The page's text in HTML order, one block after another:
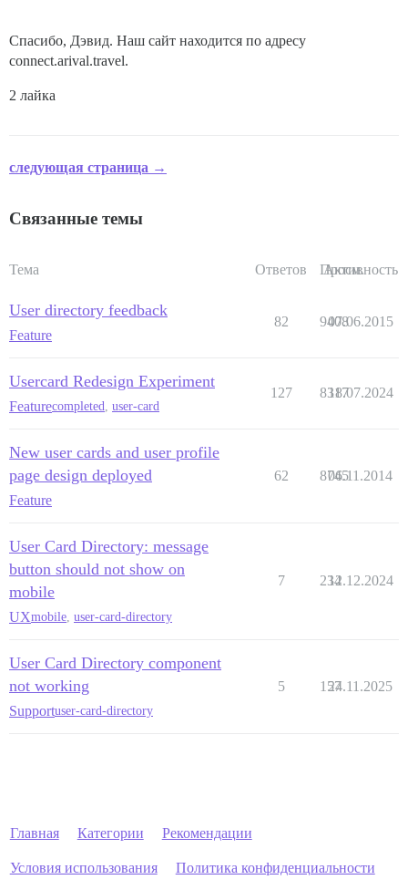
Спасибо, Дэвид. Наш сайт находится по адресу
connect.arival.travel.
2 лайка
следующая страница →
Связанные темы
Тема Ответов Просм.
Активность
User directory feedback
Feature
82 9408
07.06.2015
Usercard Redesign Experiment
Featurecompleted, user-card
127 8317
18.07.2024
New user cards and user profile
page design deployed
Feature
62 8745
06.11.2014
User Card Directory: message
button should not show on
mobile
UXmobile, user-card-directory
7 234
12.12.2024
User Card Directory component
not working
Supportuser-card-directory
5 157
24.11.2025
Главная Категории Рекомендации
Условия использования Политика конфиденциальности